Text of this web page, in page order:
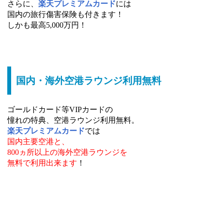
さらに、 楽天プレミアムカードには
国内の旅行傷害保険も付きます！
しかも最高5,000万円！
国内・海外空港ラウンジ利用無料
ゴールドカード等VIPカードの
憧れの特典、空港ラウンジ利用無料。
楽天プレミアムカードでは
国内主要空港と、
800ヵ所以上の海外空港ラウンジを
無料で利用出来ます ！